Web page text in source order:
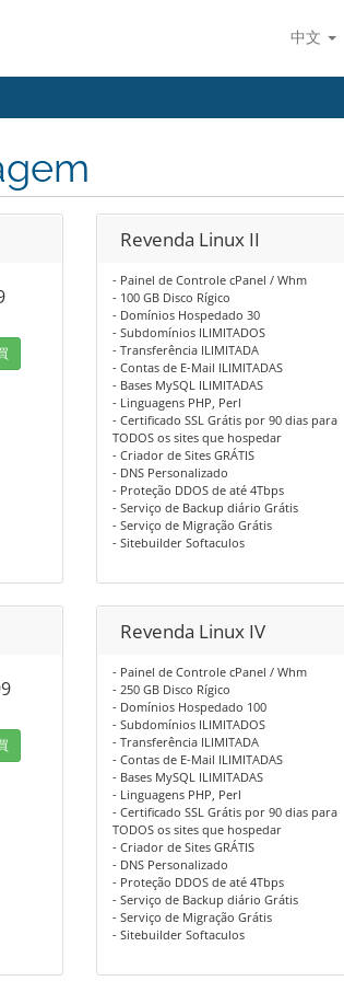
中文
Revenda Linux II
- Painel de Controle cPanel / Whm
- 100 GB Disco Rígico
- Domínios Hospedado 30
- Subdomínios ILIMITADOS
- Transferência ILIMITADA
- Contas de E-Mail ILIMITADAS
- Bases MySQL ILIMITADAS
- Linguagens PHP, Perl
- Certificado SSL Grátis por 90 dias para
TODOS os sites que hospedar
- Criador de Sites GRÁTIS
- DNS Personalizado
- Proteção DDOS de até 4Tbps
- Serviço de Backup diário Grátis
- Serviço de Migração Grátis
- Sitebuilder Softaculos
Revenda Linux IV
- Painel de Controle cPanel / Whm
- 250 GB Disco Rígico
- Domínios Hospedado 100
- Subdomínios ILIMITADOS
- Transferência ILIMITADA
- Contas de E-Mail ILIMITADAS
- Bases MySQL ILIMITADAS
- Linguagens PHP, Perl
- Certificado SSL Grátis por 90 dias para
TODOS os sites que hospedar
- Criador de Sites GRÁTIS
- DNS Personalizado
- Proteção DDOS de até 4Tbps
- Serviço de Backup diário Grátis
- Serviço de Migração Grátis
- Sitebuilder Softaculos